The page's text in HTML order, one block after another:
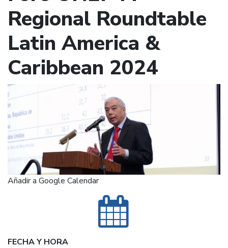
Regional Roundtable
Latin America &
Caribbean 2024
Añadir a Google Calendar
FECHA Y HORA